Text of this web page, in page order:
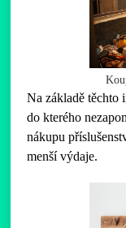
Na základě těchto
do kterého
nákupu
menší výdaje.